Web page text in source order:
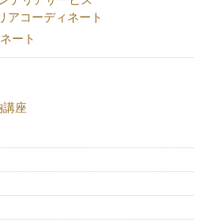
アコーディネート
ート
講座